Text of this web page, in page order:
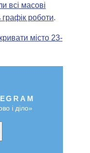
всі масові
графік роботи.
місто 23-
і діло»